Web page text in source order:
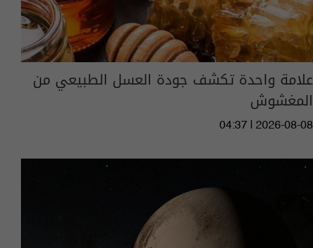
علامة واحدة تكشف جودة العسل الطبيعي من
المغشوش
04:37 | 2026-08-08